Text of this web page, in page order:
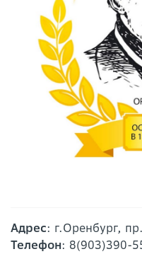
Адрес: г.Оренбург,
Телефон: 8(903)390-